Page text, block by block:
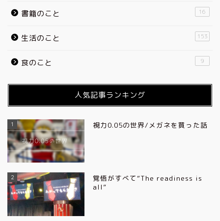
書籍のこと 16
生活のこと 153
食のこと 9
人気記事ランキング
1 視力0.05の世界/メガネを買った話
2
覚悟がすべて“The readiness is
all”